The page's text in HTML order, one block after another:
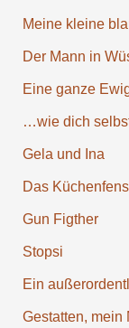
Meine kleine
Der Mann in
Eine ganze
…wie dich
Gela und Ina
Das
Gun Figther
Stopsi
Ein
Gestatten, mein